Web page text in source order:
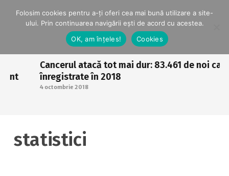
Cancerul atacă tot mai dur: 83.461 de noi
înregistrate în 2018
4 octombrie 2018
statistici
Folosim cookies pentru a-ți oferi cea mai bună utilizare a site-
ului. Prin continuarea navigării ești de acord cu acestea.
OK, am înțeles!
Cookies